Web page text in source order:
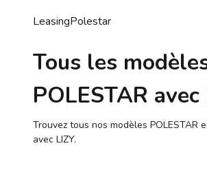
LeasingPolestar
Tous les
POLESTAR avec
Trouvez tous nos modèles POLESTAR
avec LIZY.